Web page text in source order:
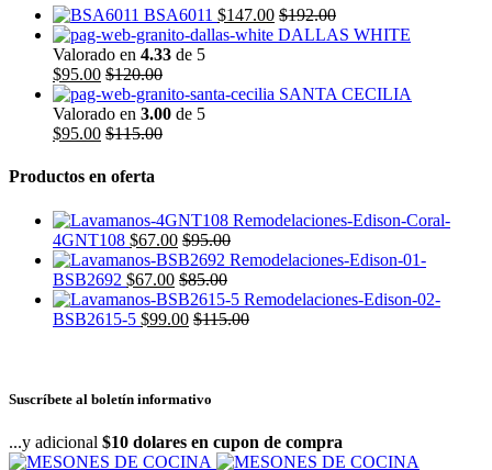
BSA6011 $147.00 $192.00
DALLAS WHITE
Valorado en 4.33 de 5
$95.00 $120.00
SANTA CECILIA
Valorado en 3.00 de 5
$95.00 $115.00
Productos en oferta
4GNT108 $67.00 $95.00
BSB2692 $67.00 $85.00
BSB2615-5 $99.00 $115.00
Suscríbete al boletín informativo
...y adicional $10 dolares en cupon de compra